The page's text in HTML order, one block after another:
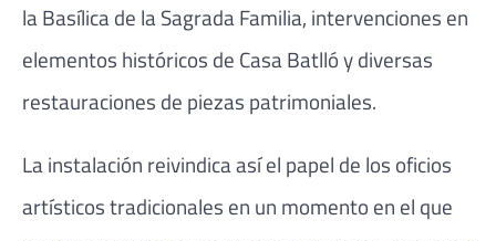
la Basílica de la Sagrada Familia, intervenciones en
elementos históricos de Casa Batlló y diversas
restauraciones de piezas patrimoniales.
La instalación reivindica así el papel de los oficios
artísticos tradicionales en un momento en el que